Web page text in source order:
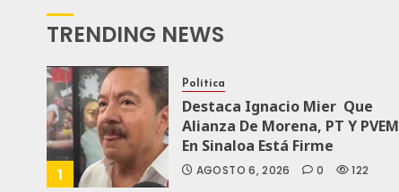
TRENDING NEWS
1
Política
Destaca Ignacio Mier Que
Alianza De Morena, PT Y PVEM
En Sinaloa Está Firme
AGOSTO 6, 2026 0 122